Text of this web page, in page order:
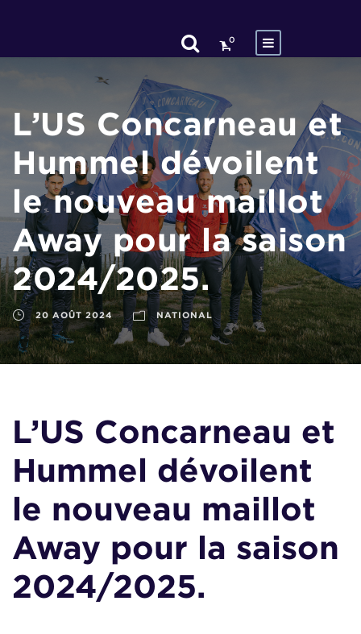
0
L’US Concarneau et
Hummel dévoilent
le nouveau maillot
Away pour la saison
2024/2025.
20 AOÛT 2024 NATIONAL
L’US Concarneau et
Hummel dévoilent
le nouveau maillot
Away pour la saison
2024/2025.